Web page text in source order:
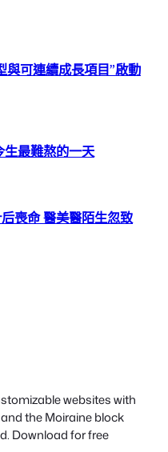
與可連續成長項目”啟動
最難熬的一天
喪命 醫美醫陌生忽致
websites with
the Moiraine block
Download for free